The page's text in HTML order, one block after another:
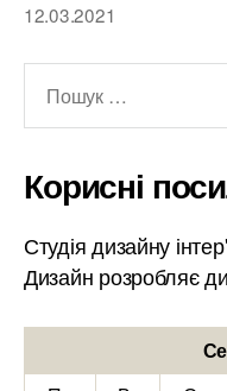
12.03.2021
Корисні
Студія дизайну
Дизайн розробляє